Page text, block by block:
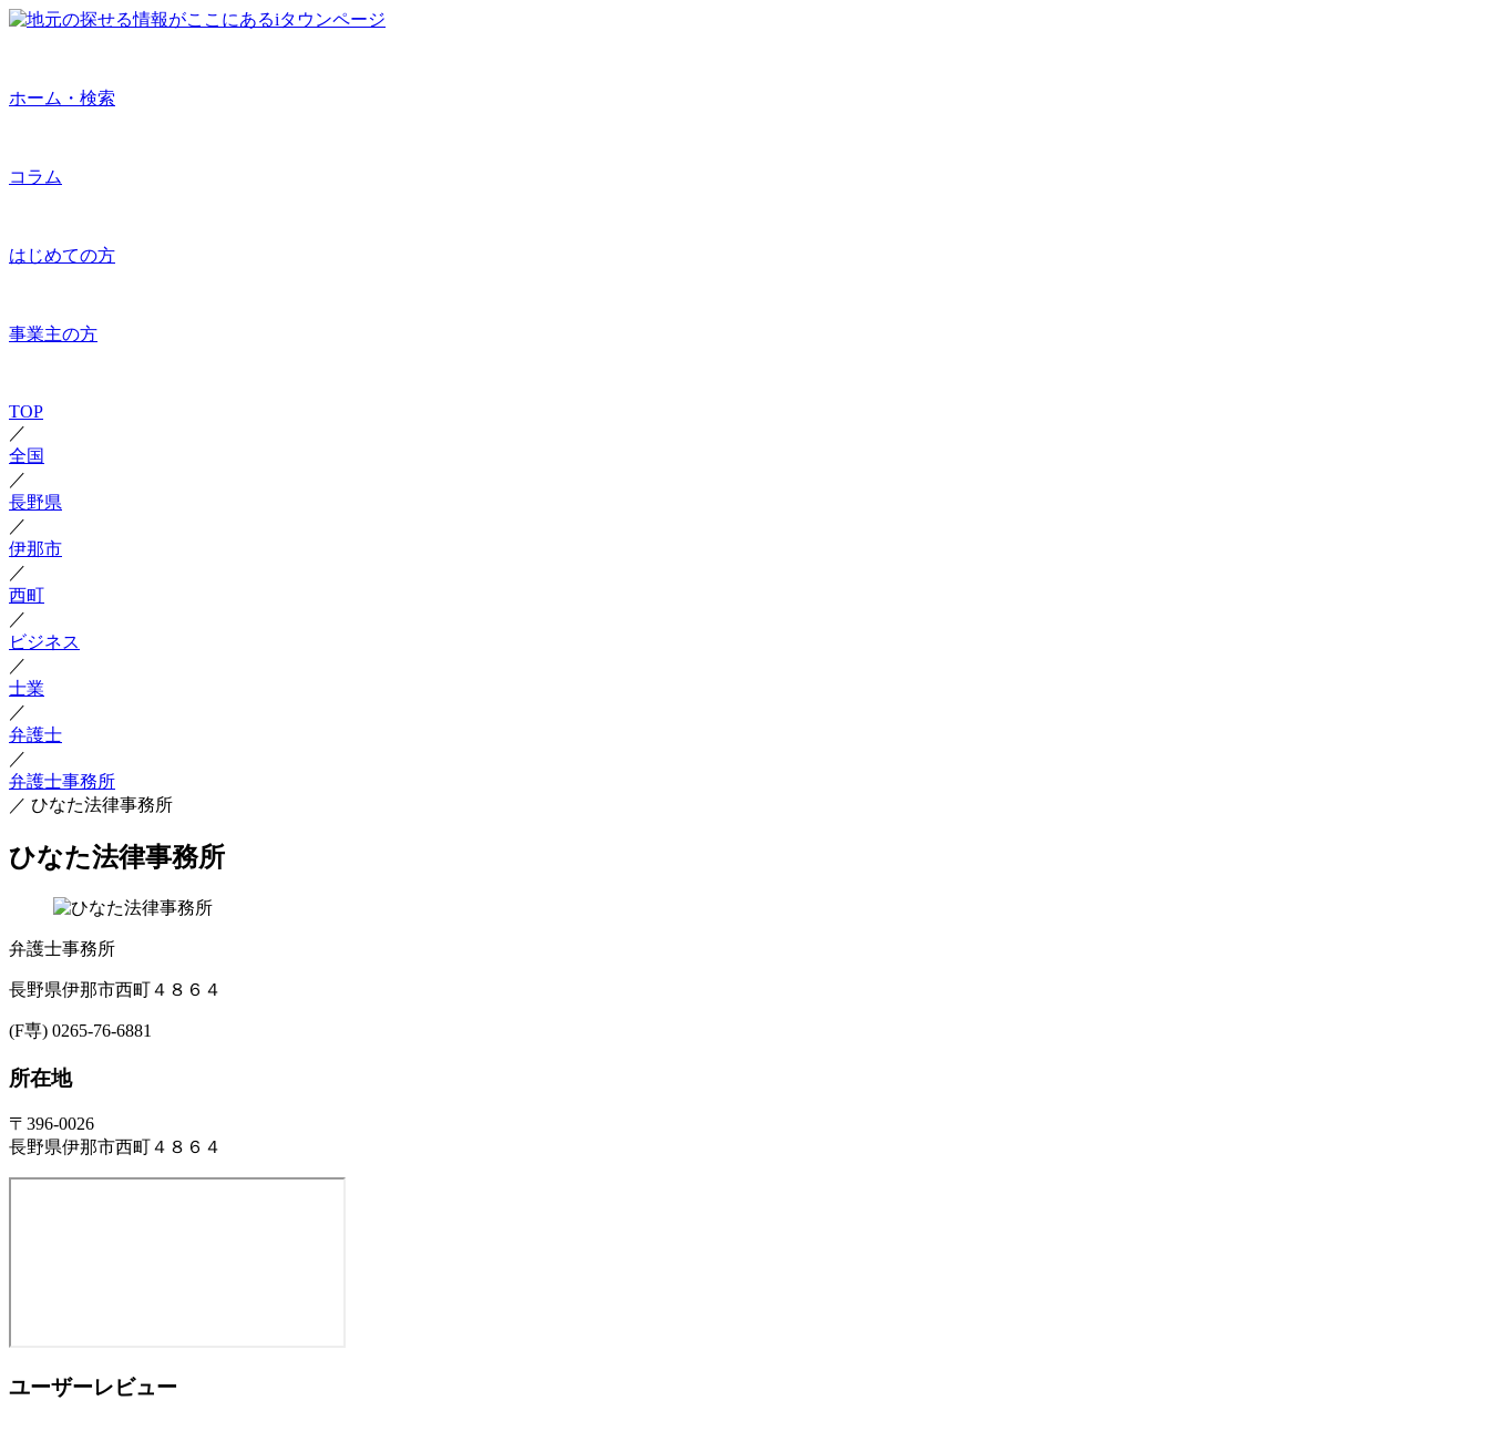
ホーム・検索
コラム
はじめての方
事業主の方
TOP
／
全国
／
長野県
／
伊那市
／
西町
／
ビジネス
／
士業
／
弁護士
／
弁護士事務所
／ ひなた法律事務所
ひなた法律事務所
弁護士事務所
長野県伊那市西町４８６４
(F専) 0265-76-6881
所在地
〒396-0026
長野県伊那市西町４８６４
ユーザーレビュー